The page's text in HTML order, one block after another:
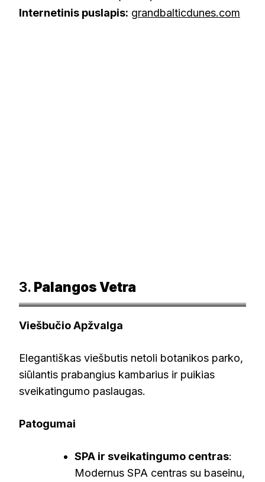
Internetinis puslapis: grandbalticdunes.com
3. Palangos Vetra
Viešbučio Apžvalga
Elegantiškas viešbutis netoli botanikos parko,
siūlantis prabangius kambarius ir puikias
sveikatingumo paslaugas.
Patogumai
SPA ir sveikatingumo centras:
Modernus SPA centras su baseinu,